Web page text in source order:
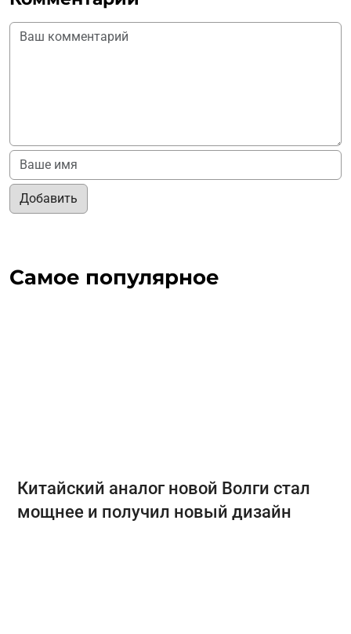
Добавить
Самое популярное
Китайский аналог новой Волги стал
мощнее и получил новый дизайн